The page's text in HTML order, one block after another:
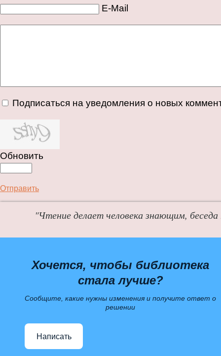
E-Mail
Подписаться на уведомления о новых
Обновить
Отправить
"Чтение делает человека знающим,
Хочется, чтобы библиотека
стала лучше?
Сообщите, какие нужны изменения и получите ответ о
решении
Написать